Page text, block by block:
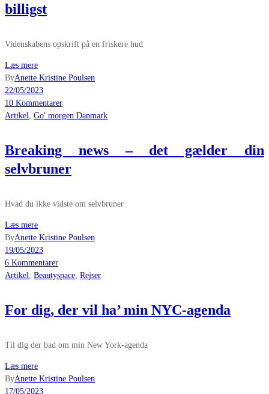
billigst
Videnskabens opskrift på en friskere hud
Læs mere
ByAnette Kristine Poulsen
22/05/2023
10 Kommentarer
Artikel, Go' morgen Danmark
Breaking news – det gælder din
selvbruner
Hvad du ikke vidste om selvbruner
Læs mere
ByAnette Kristine Poulsen
19/05/2023
6 Kommentarer
Artikel
Beautyspace Rejser
For dig, der vil ha’ min NYC-agenda
Til dig der bad om min New York-agenda
Læs mere
ByAnette Kristine Poulsen
17/05/2023